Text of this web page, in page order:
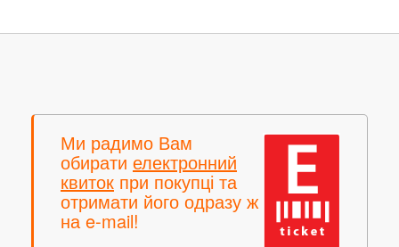
Ми радимо Вам
обирати електронний
квиток при покупці та
отримати його одразу ж
на e-mail!